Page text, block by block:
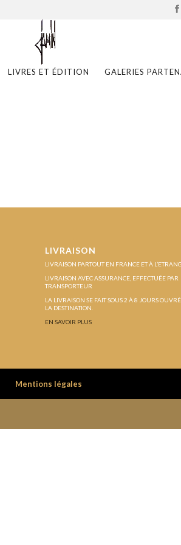
LIVRES ET ÉDITION GALERIES
LIVRAISON
LIVRAISON PARTOUT EN FRANCE ET À
LIVRAISON AVEC ASSURANCE, EFFECTUÉE PAR
TRANSPORTEUR
LA LIVRAISON SE FAIT SOUS 2 À 8 JOURS
LA DESTINATION.
EN SAVOIR PLUS
Mentions légales